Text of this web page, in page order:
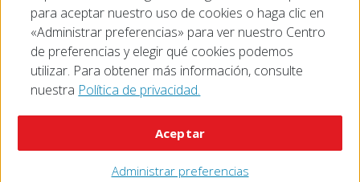
Mobile Apps
para aceptar nuestro uso de cookies o haga clic en
«Administrar preferencias» para ver nuestro Centro
de preferencias y elegir qué cookies podemos
utilizar. Para obtener más información, consulte
nuestra Política de privacidad.
Administrar preferencias
Aceptar